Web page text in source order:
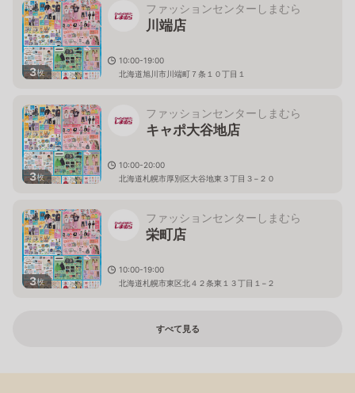
3枚
ファッションセンターしまむら
川端店
10:00-19:00
北海道旭川市川端町７条１０丁目１
3枚
ファッションセンターしまむら
キャポ大谷地店
10:00-20:00
北海道札幌市厚別区大谷地東３丁目３−２０
3枚
ファッションセンターしまむら
栄町店
10:00-19:00
北海道札幌市東区北４２条東１３丁目１−２
すべて見る